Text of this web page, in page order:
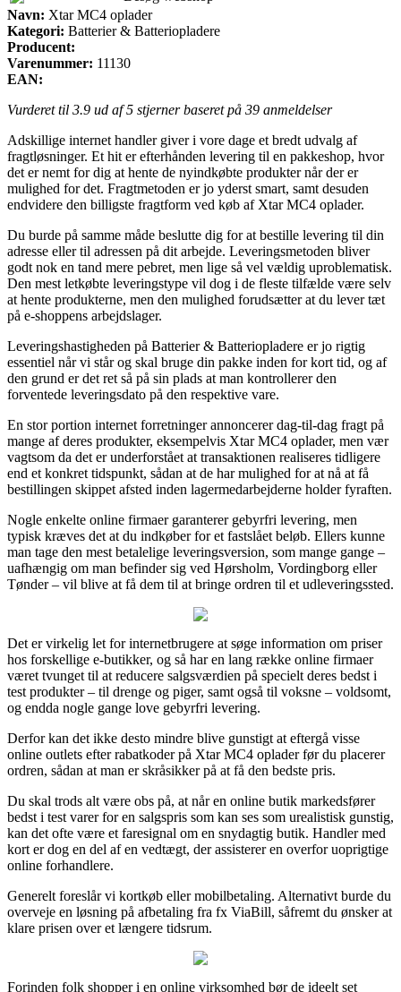
Navn: Xtar MC4 oplader
Kategori: Batterier & Batteriopladere
Producent:
Varenummer: 11130
EAN:
Vurderet til 3.9 ud af 5 stjerner baseret på 39 anmeldelser
Adskillige internet handler giver i vore dage et bredt udvalg af
fragtløsninger. Et hit er efterhånden levering til en pakkeshop, hvor
det er nemt for dig at hente de nyindkøbte produkter når der er
mulighed for det. Fragtmetoden er jo yderst smart, samt desuden
endvidere den billigste fragtform ved køb af Xtar MC4 oplader.
Du burde på samme måde beslutte dig for at bestille levering til din
adresse eller til adressen på dit arbejde. Leveringsmetoden bliver
godt nok en tand mere pebret, men lige så vel vældig uproblematisk.
Den mest letkøbte leveringstype vil dog i de fleste tilfælde være selv
at hente produkterne, men den mulighed forudsætter at du lever tæt
på e-shoppens arbejdslager.
Leveringshastigheden på Batterier & Batteriopladere er jo rigtig
essentiel når vi står og skal bruge din pakke inden for kort tid, og af
den grund er det ret så på sin plads at man kontrollerer den
forventede leveringsdato på den respektive vare.
En stor portion internet forretninger annoncerer dag-til-dag fragt på
mange af deres produkter, eksempelvis Xtar MC4 oplader, men vær
vagtsom da det er underforstået at transaktionen realiseres tidligere
end et konkret tidspunkt, sådan at de har mulighed for at nå at få
bestillingen skippet afsted inden lagermedarbejderne holder fyraften.
Nogle enkelte online firmaer garanterer gebyrfri levering, men
typisk kræves det at du indkøber for et fastslået beløb. Ellers kunne
man tage den mest betalelige leveringsversion, som mange gange –
uafhængig om man befinder sig ved Hørsholm, Vordingborg eller
Tønder – vil blive at få dem til at bringe ordren til et udleveringssted.
Det er virkelig let for internetbrugere at søge information om priser
hos forskellige e-butikker, og så har en lang række online firmaer
været tvunget til at reducere salgsværdien på specielt deres bedst i
test produkter – til drenge og piger, samt også til voksne – voldsomt,
og endda nogle gange love gebyrfri levering.
Derfor kan det ikke desto mindre blive gunstigt at eftergå visse
online outlets efter rabatkoder på Xtar MC4 oplader før du placerer
ordren, sådan at man er skråsikker på at få den bedste pris.
Du skal trods alt være obs på, at når en online butik markedsfører
bedst i test varer for en salgspris som kan ses som urealistisk gunstig,
kan det ofte være et faresignal om en snydagtig butik. Handler med
kort er dog en del af en vedtægt, der assisterer en overfor uoprigtige
online forhandlere.
Generelt foreslår vi kortkøb eller mobilbetaling. Alternativt burde du
overveje en løsning på afbetaling fra fx ViaBill, såfremt du ønsker at
klare prisen over et længere tidsrum.
Forinden folk shopper i en online virksomhed bør de ideelt set